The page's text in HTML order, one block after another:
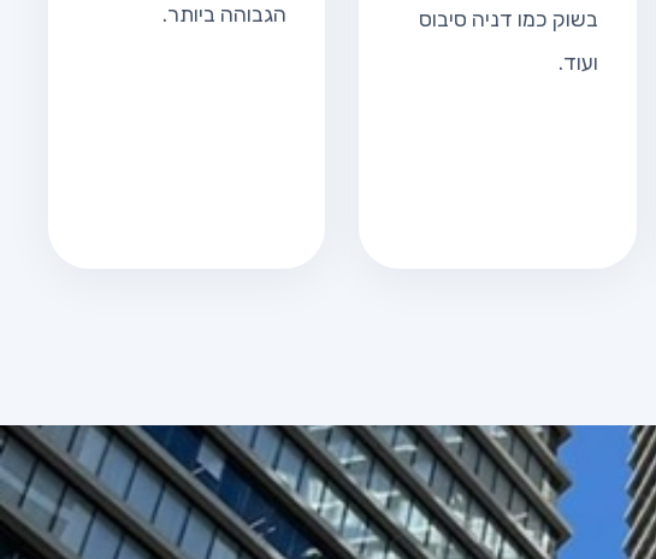
בשוק כמו דניה סיבוס
ועוד.
הגבוהה ביותר.